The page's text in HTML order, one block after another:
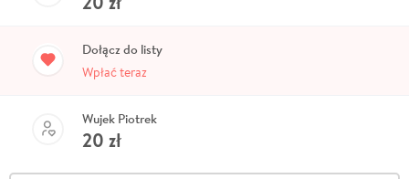
Dołącz do listy
Wpłać teraz
Wujek Piotrek
20 zł